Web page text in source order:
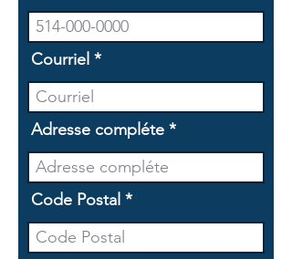
Courriel
Adresse compléte
Code Postal